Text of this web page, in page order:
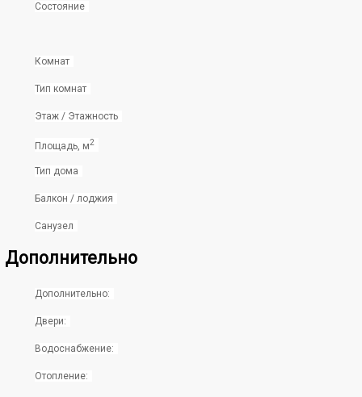
Состояние
Комнат
Тип комнат
Этаж / Этажность
Площадь, м2
Тип дома
Балкон / лоджия
Санузел
Дополнительно
Дополнительно:
Двери:
Водоснабжение:
Отопление: